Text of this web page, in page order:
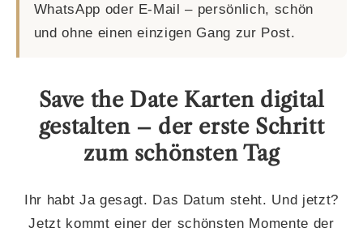
WhatsApp oder E-Mail – persönlich, schön
und ohne einen einzigen Gang zur Post.
Save the Date Karten digital
gestalten – der erste Schritt
zum schönsten Tag
Ihr habt Ja gesagt. Das Datum steht. Und jetzt?
Jetzt kommt einer der schönsten Momente der